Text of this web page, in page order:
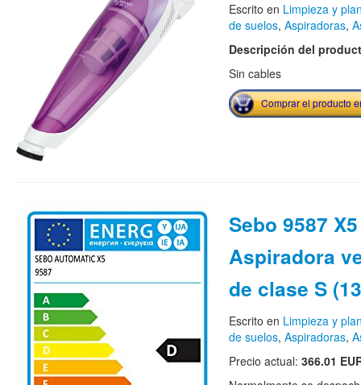
Escrito en Limpieza y
de suelos, Aspiradoras,
Descripción del
Sin cables
Comprar el producto
Sebo 9587
Aspiradora
de clase S
Escrito en Limpieza y
de suelos, Aspiradoras,
Precio actual: 366.01